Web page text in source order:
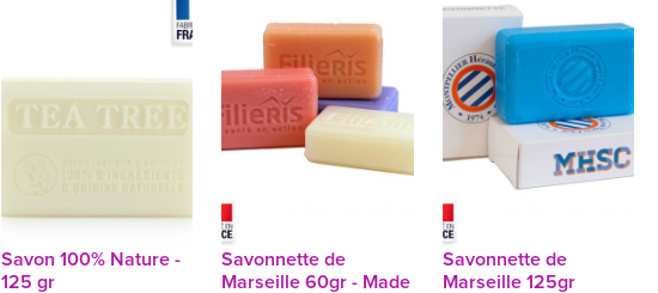
Savon 100% Nature -
125 gr
Savonnette de
Marseille 60gr - Made
Savonnette de
Marseille 125gr